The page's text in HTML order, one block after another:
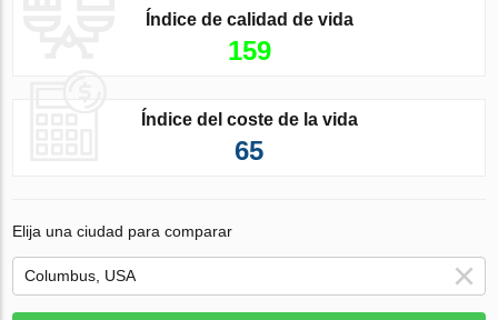
Índice de calidad de vida
159
Índice del coste de la vida
65
Elija una ciudad para comparar